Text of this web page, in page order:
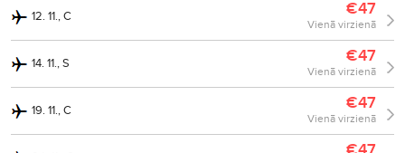
12. 11., C €47
Vienā virzienā
14. 11., S €47
Vienā virzienā
19. 11., C €47
Vienā virzienā